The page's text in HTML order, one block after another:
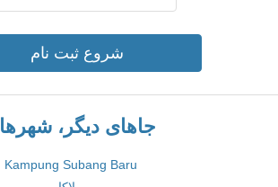
شروع ثبت نام
جاهای دیگر، شهرها
Kampung Subang Baru